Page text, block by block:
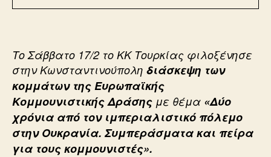
Το Σάββατο 17/2 το ΚΚ Τουρκίας φιλοξένησε
στην Κωνσταντινούπολη διάσκεψη των
κομμάτων της Ευρωπαϊκής
Κομμουνιστικής Δράσης με θέμα «Δύο
χρόνια από τον ιμπεριαλιστικό πόλεμο
στην Ουκρανία. Συμπεράσματα και πείρα
για τους κομμουνιστές».